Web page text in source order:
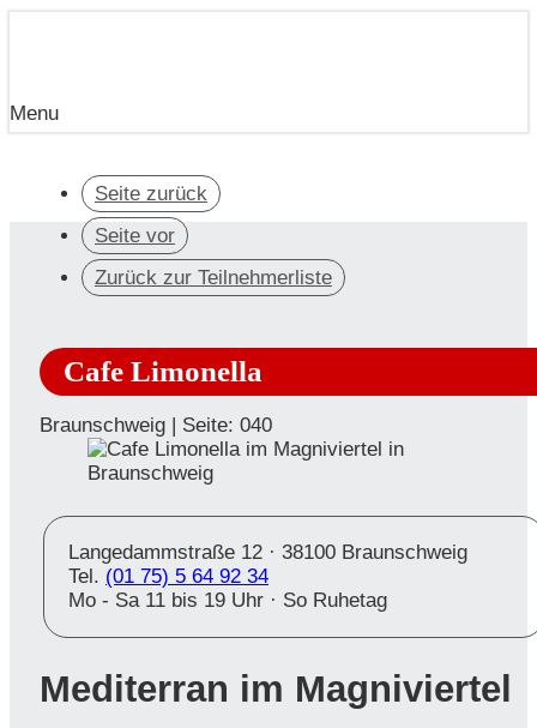
Menu
Seite zurück
Seite vor
Zurück zur Teilnehmerliste
Cafe Limonella
Braunschweig | Seite: 040
Langedammstraße 12 · 38100 Braunschweig
Tel. (01 75) 5 64 92 34
Mo - Sa 11 bis 19 Uhr · So Ruhetag
Mediterran im Magniviertel